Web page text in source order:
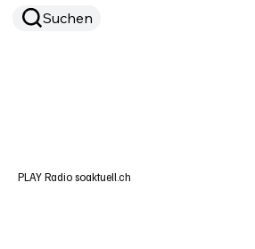
Suchen
PLAY Radio soaktuell.ch